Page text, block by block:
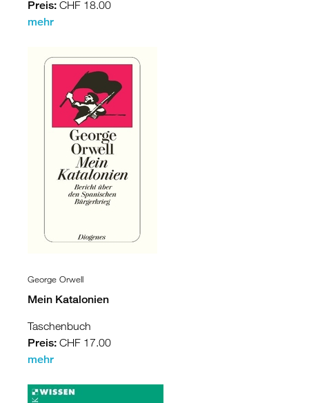
Preis: CHF 18.00
mehr
George Orwell
Mein Katalonien
Taschenbuch
Preis: CHF 17.00
mehr